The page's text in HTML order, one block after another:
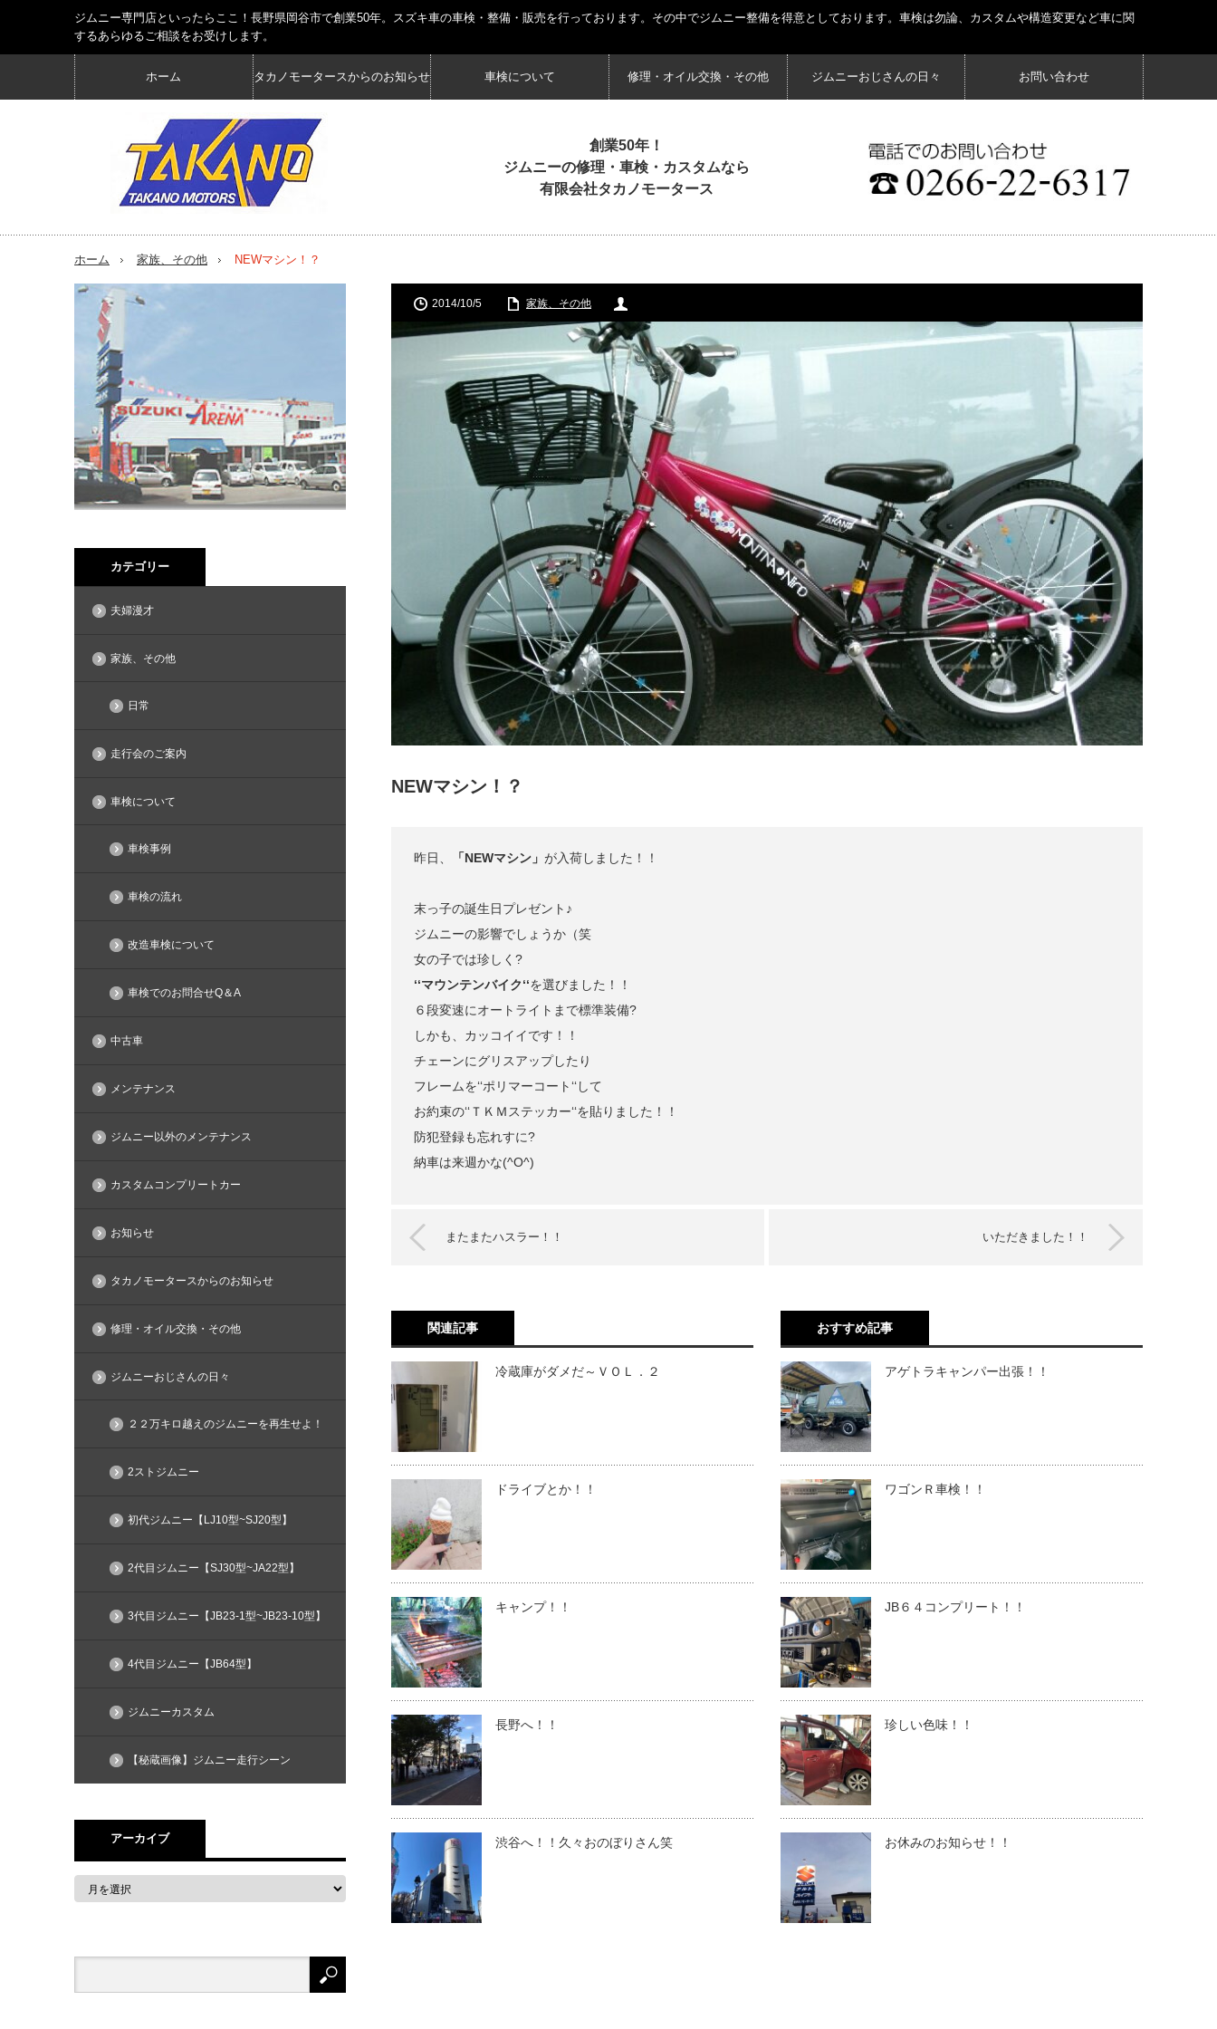
ジムニー専門店といったらここ！長野県岡谷市で創業50年。スズキ車の車検・整備・販売を行っております。その中でジムニー整備を得意としております。車検は勿論、カスタムや構造変更など車に関
するあらゆるご相談をお受けします。
ホーム タカノモータースからのお知らせ 車検について 修理・オイル交換・その他 ジムニーおじさんの日々 お問い合わせ
創業50年！
ジムニーの修理・車検・カスタムなら
有限会社タカノモータース
ホーム 家族、その他 NEWマシン！？
2014/10/5 家族、その他
NEWマシン！？
昨日、 「NEWマシン」 が入荷しました！！
末っ子の誕生日プレゼント♪
ジムニーの影響でしょうか（笑
女の子では珍しく?
‘‘マウンテンバイク‘‘を選びました！！
６段変速にオートライトまで標準装備?
しかも、カッコイイです！！
チェーンにグリスアップしたり
フレームを‘‘ポリマーコート‘‘して
お約束の‘‘ＴＫＭステッカー‘‘を貼りました！！
防犯登録も忘れすに?
納車は来週かな(^O^)
またまたハスラー！！ いただきました！！
関連記事
冷蔵庫がダメだ～ＶＯＬ．２
ドライブとか！！
キャンプ！！
長野へ！！
渋谷へ！！久々おのぼりさん笑
おすすめ記事
アゲトラキャンパー出張！！
ワゴンＲ車検！！
JB６４コンプリート！！
珍しい色味！！
お休みのお知らせ！！
カテゴリー
夫婦漫才
家族、その他
日常
走行会のご案内
車検について
車検事例
車検の流れ
改造車検について
車検でのお問合せQ＆A
中古車
メンテナンス
ジムニー以外のメンテナンス
カスタムコンプリートカー
お知らせ
タカノモータースからのお知らせ
修理・オイル交換・その他
ジムニーおじさんの日々
２２万キロ越えのジムニーを再生せよ！
2ストジムニー
初代ジムニー【LJ10型~SJ20型】
2代目ジムニー【SJ30型~JA22型】
3代目ジムニー【JB23-1型~JB23-10型】
4代目ジムニー【JB64型】
ジムニーカスタム
【秘蔵画像】ジムニー走行シーン
アーカイブ